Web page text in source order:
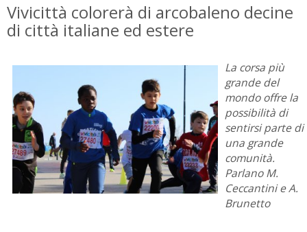
Vivicittà colorerà di arcobaleno decine
di città italiane ed estere
La corsa più
grande del
mondo offre la
possibilità di
sentirsi parte di
una grande
comunità.
Parlano M.
Ceccantini e A.
Brunetto